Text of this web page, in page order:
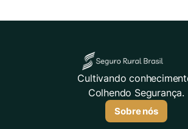
Cultivando
Colhendo Segurança.
Sobre nós